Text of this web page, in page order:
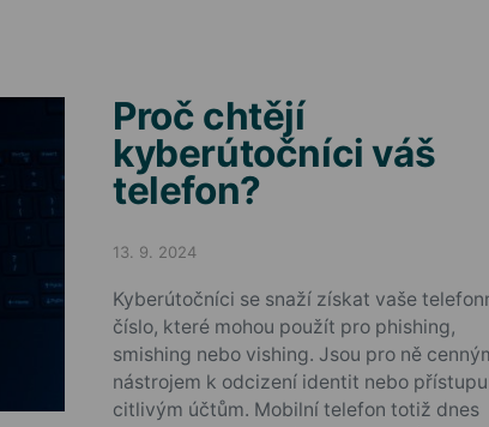
Proč chtějí
kyberútočníci váš
telefon?
Posted on
13. 9. 2024
Kyberútočníci se snaží získat vaše
číslo, které mohou použít pro phishing,
smishing nebo vishing. Jsou pro ně
nástrojem k odcizení identit nebo
citlivým účtům. Mobilní telefon totiž dnes